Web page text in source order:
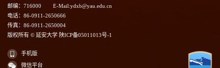
邮编：716000
E-Mail:ydxb@yau.edu.cn
电话：86-0911-2650666
传真：86-0911-2650004
版权所有 © 延安大学 陕ICP备05011013号-1
手机版
微信平台